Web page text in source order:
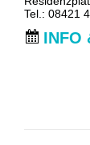
Tel.: 08421
INFO